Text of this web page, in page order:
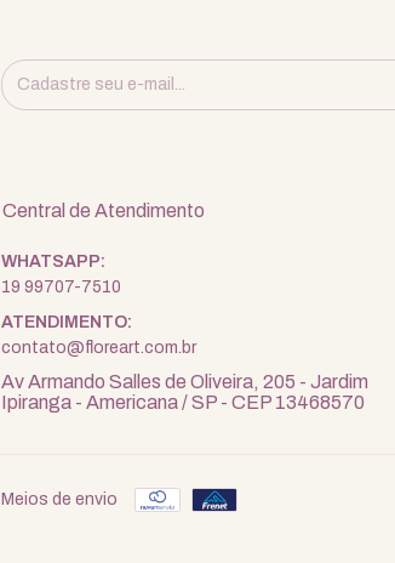
Central de Atendimento
19 99707-7510
contato@floreart.com.br
Av Armando Salles de Oliveira, 205 - Jardim
Ipiranga - Americana / SP - CEP 13468570
Meios de envio